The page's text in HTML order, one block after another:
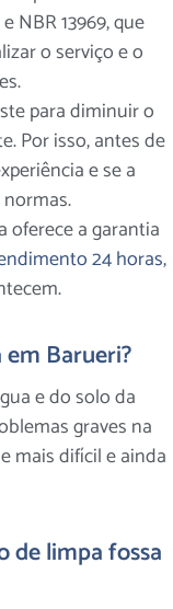
NBR 13969, que
o serviço e o
para diminuir o
Por isso, antes de
e se a
oferece a garantia
24 horas,
Barueri?
e do solo da
graves na
mais difícil e ainda
de limpa fossa